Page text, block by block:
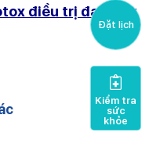
điều trị đau đầu
Đặt lịch
Kiểm tra
sức
khỏe